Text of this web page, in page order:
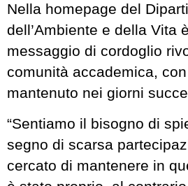
Nella homepage del
dell’Ambiente e della Vita
messaggio di cordoglio
comunità accademica,
mantenuto nei giorni
“Sentiamo il bisogno di
segno di scarsa
cercato di mantenere in